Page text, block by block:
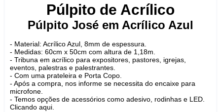
Púlpito de Acrílico
Púlpito José em Acrílico Azul
- Material: Acrílico Azul, 8mm de espessura.
- Medidas: 60cm x 50cm com altura de 1,18m.
- Tribuna em acrílico para expositores, pastores, igrejas,
eventos, palestras e palestrantes.
- Com uma prateleira e Porta Copo.
- Após a compra, nos informe se necessita do encaixe para
microfone.
- Temos opções de acessórios como adesivo, rodinhas e LED.
Clicando aqui.